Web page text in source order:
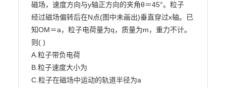
磁场，速度方向与y轴正方向的夹角θ＝45°。粒子
经过磁场偏转后在N点(图中未画出)垂直穿过x轴。已
知OM＝a，粒子电荷量为q，质量为m，重力不计。
则( )
A.粒子带负电荷
B.粒子速度大小为
C.粒子在磁场中运动的轨道半径为a